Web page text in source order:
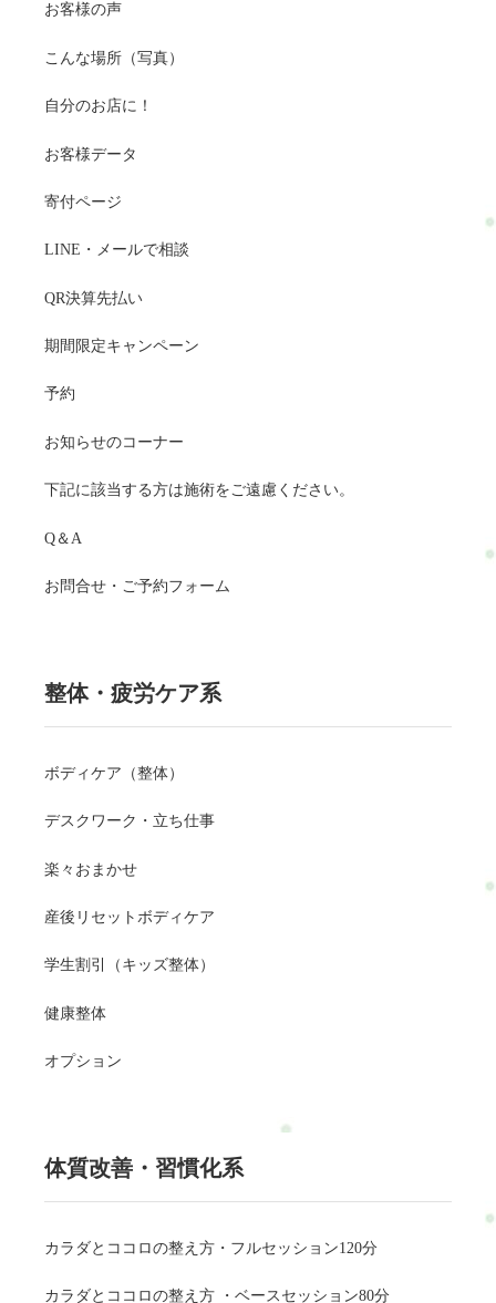
書、ガーデニング、音楽、クッキングなど、好きなことを追求
しましょう。3. ソーシャルコネクション: 友人や家族とのコミュ
ニケーションを大切にしましょう。ソーシャルコネクションは
ココロの健康にプラスの影響を与えます。主婦の生活は多忙で
トレッチ、メンタルケアを組み合わせて、健康的でバランスの
大切にし、日常生活をより豊かにする手段として活用しましょ
にも、主婦の方はたくさんいらっしゃいます。育児・家事・体
中・腰・足など全身ガチガチの方が多いです(^0^;)RefreshJamは
主婦でカラダとココロが疲れているあなた！ぜひ1度RefreshJam
をご用意しています。楽になった。痛みが改善した。他店では
ます。ボディケアボディケアで主婦のカラダとココロを完全カ
バー◎セットコースボディケアとドライヘッドスパのセットコ
ラダとココロを楽にする方法を見つけ、あなた専用の施術内容
の改善ではなく、主婦によりカラダとココロが悪くならない体
ーク・立ち仕事で体が辛い人の為の体リセットrefresh-jam.com出
産・育児の疲れ出産・育児で体が辛いあなたの為の体リセット
ビューティー…予約可・LINE公式…予約・トークでやり取り・
お得情報・楽天ビューティー…予約可・minimo…予約可※掲載
index:10000 !important;}.ui-datepicker-calendar th,.ui-datepicker-
year,select.ui-datepicker-month{height:2em
問合せ・ご予約フォーム内容の確認以下の内容で送信します。
容必須お問い合わせ内容によっては回答できない場合もござい
ご同意の上、お問い合わせ内容の確認に進んでください。
お客様の声
こんな場所（写真）
自分のお店に！
お客様データ
寄付ページ
LINE・メールで相談
QR決算先払い
期間限定キャンペーン
予約
お知らせのコーナー
下記に該当する方は施術をご遠慮ください。
Q＆A
お問合せ・ご予約フォーム
整体・疲労ケア系
ボディケア（整体）
デスクワーク・立ち仕事
楽々おまかせ
産後リセットボディケア
学生割引（キッズ整体）
健康整体
オプション
体質改善・習慣化系
カラダとココロの整え方・フルセッション120分
カラダとココロの整え方 ・ベースセッション80分